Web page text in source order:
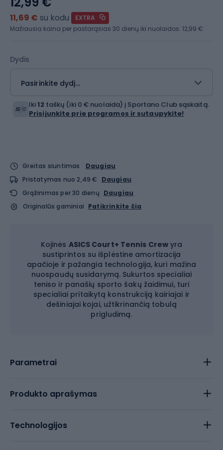
Dydis
Pasirinkite dydį...
11,69 € su kodu
EXTRA
Mažiausia kaina per pastarąsias 30 dienų iki nuolaidos: 12,99 €
Iki12 taškų (iki 0 € nuolaida) į Sportano Club sąskaitą.
Prisijunkite prie programos ir sutaupykite!
Greitas siuntimas
Daugiau
Pristatymas nuo 2,49 €
Daugiau
Grąžinimas per 30 dienų Daugiau
Originalūs gaminiai Patikrinkite čia
Kojinės ASICS Court+ Tennis Crewyra
sustiprintos su išplėstine amortizacija
apačioje ir pažangia technologija, kuri mažina
nuospaudų susidarymą. Sukurtos specialiai
teniso ir panašių sporto šakų žaidimui, turi
specialiai pritaikytą konstrukciją kairiajai ir
dešiniajai kojai, užtikrinančią tobulą
prigludimą.
Parametrai
Produkto aprašymas
Technologijos